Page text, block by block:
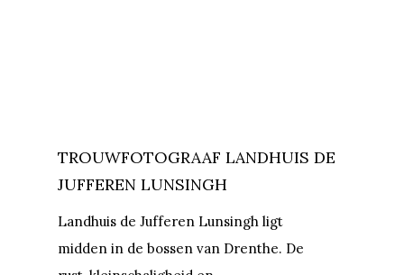
TROUWFOTOGRAAF LANDHUIS DE
JUFFEREN LUNSINGH
Landhuis de Jufferen Lunsingh ligt
midden in de bossen van Drenthe. De